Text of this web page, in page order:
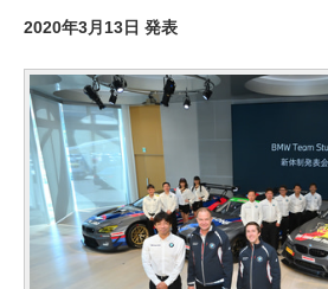
2020年3月13日 発表